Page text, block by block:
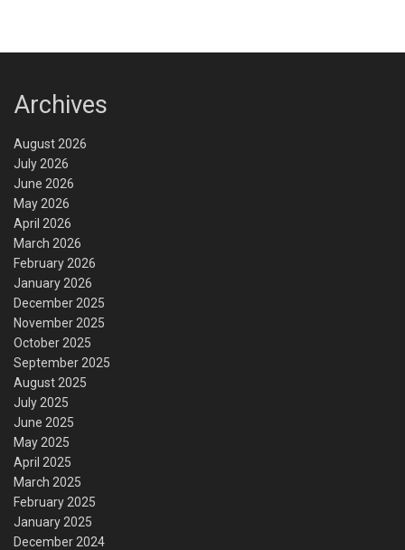
Archives
August 2026
July 2026
June 2026
May 2026
April 2026
March 2026
February 2026
January 2026
December 2025
November 2025
October 2025
September 2025
August 2025
July 2025
June 2025
May 2025
April 2025
March 2025
February 2025
January 2025
December 2024